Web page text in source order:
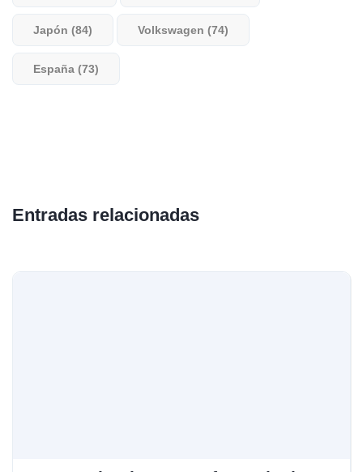
Japón (84) Volkswagen (74)
España (73)
Entradas relacionadas